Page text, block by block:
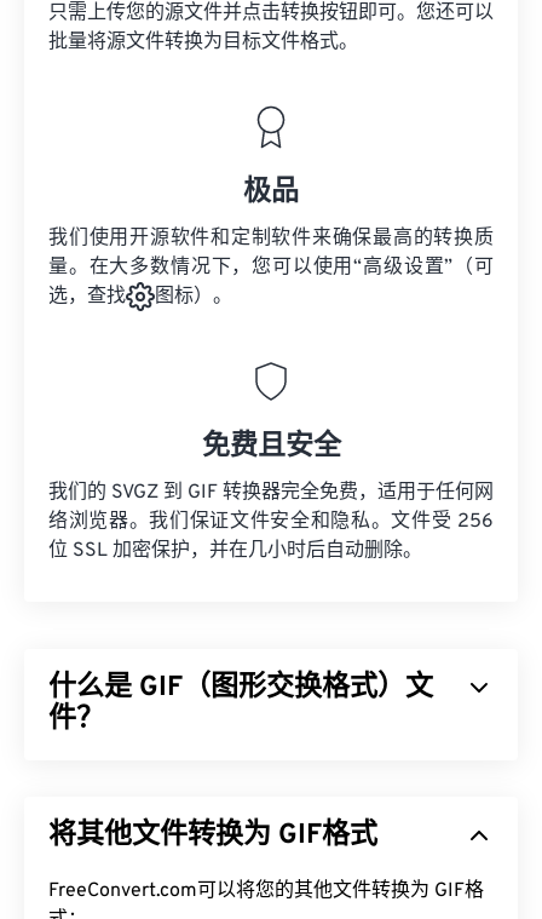
只需上传您的源文件并点击转换按钮即可。您还可以
批量将源文件转换为目标文件格式。
极品
我们使用开源软件和定制软件来确保最高的转换质
量。在大多数情况下，您可以使用“高级设置”（可
选，查找
图标）。
免费且安全
我们的 SVGZ 到 GIF 转换器完全免费，适用于任何网
络浏览器。我们保证文件安全和隐私。文件受 256
位 SSL 加密保护，并在几小时后自动删除。
什么是 GIF（图形交换格式）文
件？
缩的BMP文件格式不同，GIF 采用无损压缩
，并支持
社交媒体上的情感回复以及经常在互联网上疯传的表
将其他文件转换为 GIF格式
FreeConvert.com可以将您的其他文件转换为 GIF格